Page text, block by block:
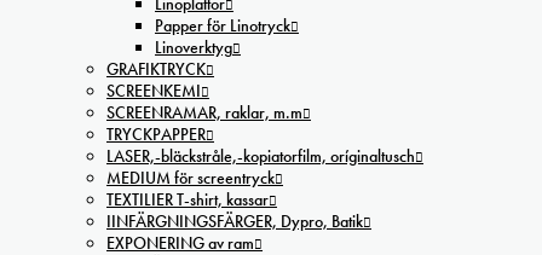
Papper för Linotryck
Linoverktyg
GRAFIKTRYCK
SCREENKEMI
SCREENRAMAR, raklar, m.m
TRYCKPAPPER
LASER,-bläckstråle,-kopiatorfilm, oríginaltusch
MEDIUM för screentryck
TEXTILIER T-shirt, kassar
IINFÄRGNINGSFÄRGER, Dypro, Batik
EXPONERING av ram